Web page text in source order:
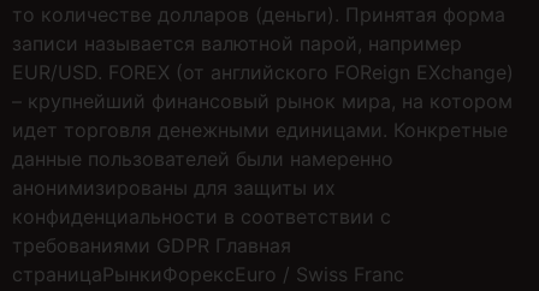
то количестве долларов (деньги). Принятая форма
записи называется валютной парой, например
EUR/USD. FOREX (от английского FOReign EXchange)
– крупнейший финансовый рынок мира, на котором
идет торговля денежными единицами. Конкретные
данные пользователей были намеренно
анонимизированы для защиты их
конфиденциальности в соответствии с
требованиями GDPR Главная
страницаРынкиФорексEuro / Swiss Franc